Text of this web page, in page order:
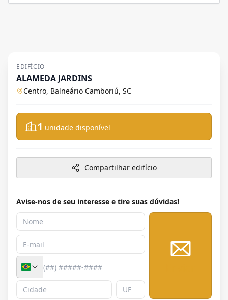
EDIFÍCIO
ALAMEDA JARDINS
Centro, Balneário Camboriú, SC
1 unidade disponível
Compartilhar edifício
Avise-nos de seu interesse e tire suas dúvidas!